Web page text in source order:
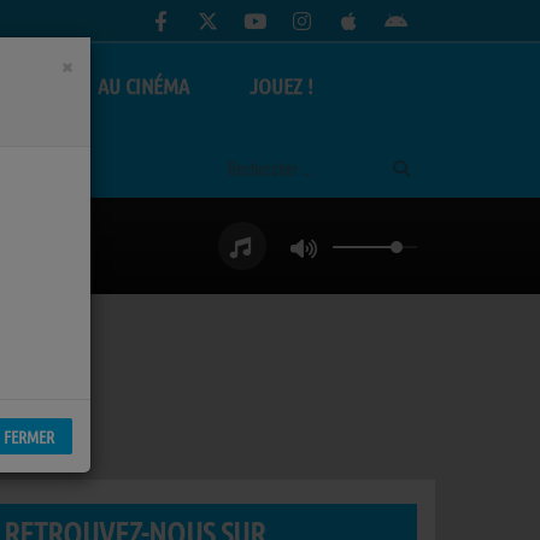
AU CINÉMA JOUEZ !
RETROUVEZ-NOUS SUR
×
FERMER